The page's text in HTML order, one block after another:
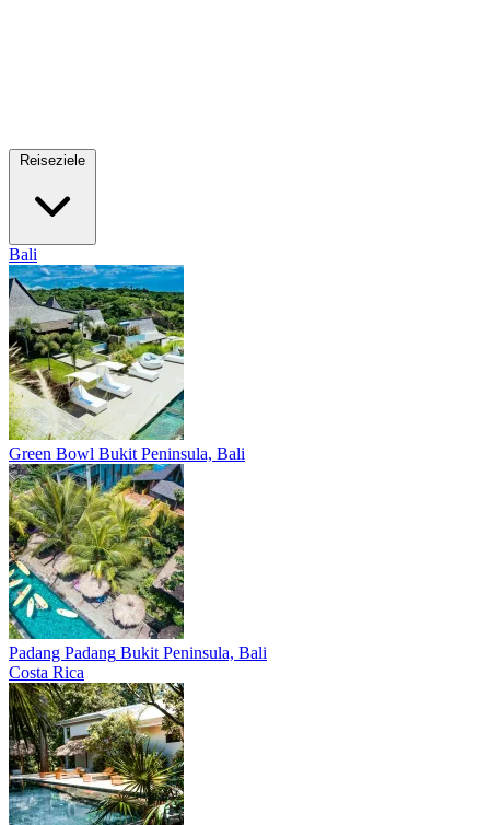
Bali
Green Bowl Bukit Peninsula, Bali
Padang Padang Bukit Peninsula, Bali
Costa Rica